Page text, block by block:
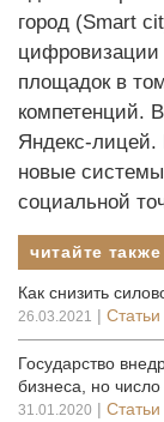
город (Smart
цифровизации
площадок в
компетенций.
Яндекс-лицей.
новые
социальной
читайте также
Как снизить
26.03.2021 | Статьи
Государство
бизнеса, но
31.01.2020 | Статьи